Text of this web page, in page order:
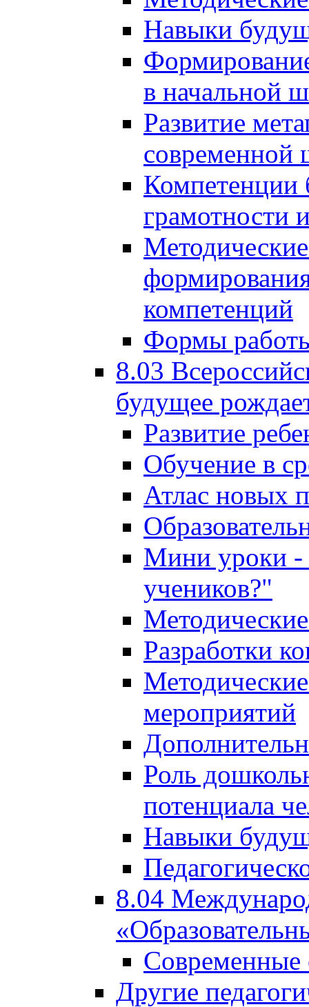
Навыки
в начальной
Развитие
современной
Компетенции
грамотности
компетенций
Формы
8.03
будущее
Развитие
Обучение в
Атлас новых
Мини уроки -
учеников?"
Разработки
мероприятий
Роль
потенциала
Навыки
8.04
Современные
Другие